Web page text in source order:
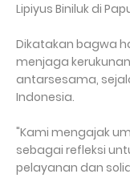
Lipiyus Biniluk di
Dikatakan bagwa
menjaga
antarsesama,
Indonesia.
"Kami mengajak
sebagai refleksi
pelayanan dan